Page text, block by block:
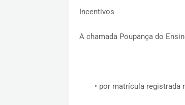
Incentivos
A chamada Poupança do
• por matrícula registrada